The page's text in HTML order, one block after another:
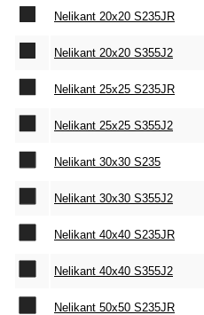
Nelikant 20x20 S235JR
Nelikant 20x20 S355J2
Nelikant 25x25 S235JR
Nelikant 25x25 S355J2
Nelikant 30x30 S235
Nelikant 30x30 S355J2
Nelikant 40x40 S235JR
Nelikant 40x40 S355J2
Nelikant 50x50 S235JR